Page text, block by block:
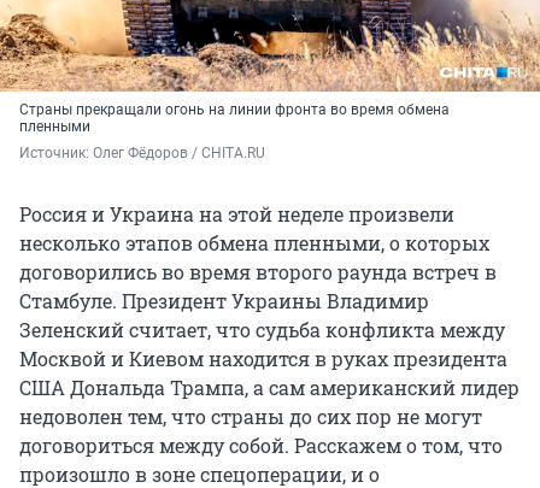
Страны прекращали огонь на линии фронта во время обмена
пленными
Источник: Олег Фёдоров / CHITA.RU
Россия и Украина на этой неделе произвели
несколько этапов обмена пленными, о которых
договорились во время второго раунда встреч в
Стамбуле. Президент Украины Владимир
Зеленский считает, что судьба конфликта между
Москвой и Киевом находится в руках президента
США Дональда Трампа, а сам американский лидер
недоволен тем, что страны до сих пор не могут
договориться между собой. Расскажем о том, что
произошло в зоне спецоперации, и о